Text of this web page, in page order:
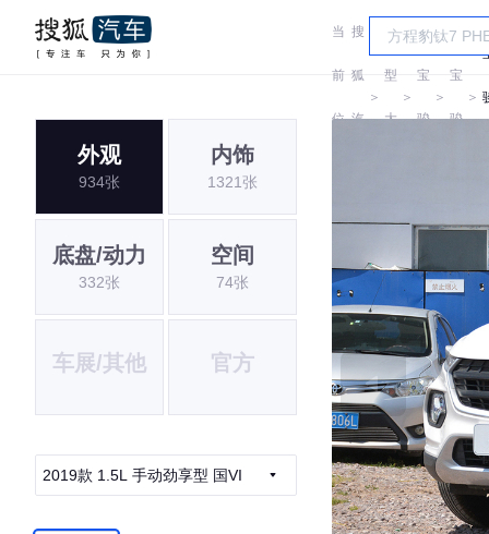
当
前
位
搜
狐
汽
＞
车
型
大
＞
宝
骏
＞
宝
骏
＞
外观
934张
内饰
1321张
底盘/动力
332张
空间
74张
车展/其他 官方
2019款 1.5L 手动劲享型 国VI